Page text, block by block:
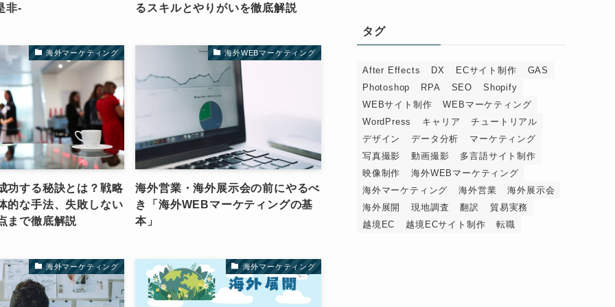
非- るスキルとやりがいを徹底解説
海外マーケティング
功する秘訣とは？戦略
的な手法、失敗しない
まで徹底解説
海外WEBマーケティング
海外営業・海外展示会の前にやるべ
き「海外WEBマーケティングの基
本」
海外マーケティング 海外マーケティング
タグ
After Effects DX ECサイト制作
GAS
Photoshop
RPA SEO
Shopify
WEBサイト制作
WEBマーケティング
WordPress
キャリア
チュートリアル
デザイン
データ分析
マーケティング
写真撮影
動画撮影
多言語サイト制作
映像制作
海外WEBマーケティング
海外マーケティング
海外営業
海外展示会
海外展開
現地調査 翻訳
貿易実務
越境EC
越境ECサイト制作 転職